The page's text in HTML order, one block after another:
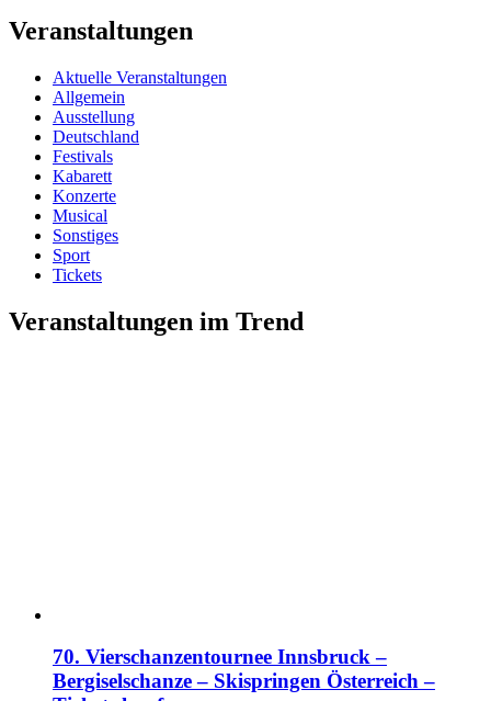
Veranstaltungen
Aktuelle Veranstaltungen
Allgemein
Ausstellung
Deutschland
Festivals
Kabarett
Konzerte
Musical
Sonstiges
Sport
Tickets
Veranstaltungen im Trend
70. Vierschanzentournee Innsbruck –
Bergiselschanze – Skispringen Österreich –